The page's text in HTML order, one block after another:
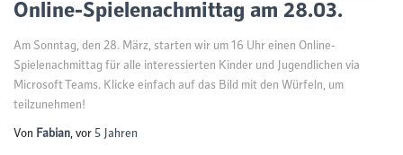
Online-Spielenachmittag am 28.03.
Am Sonntag, den 28. März, starten wir um 16 Uhr einen Online-
Spielenachmittag für alle interessierten Kinder und Jugendlichen via
Microsoft Teams. Klicke einfach auf das Bild mit den Würfeln, um
teilzunehmen!
Von Fabian, vor 5 Jahren